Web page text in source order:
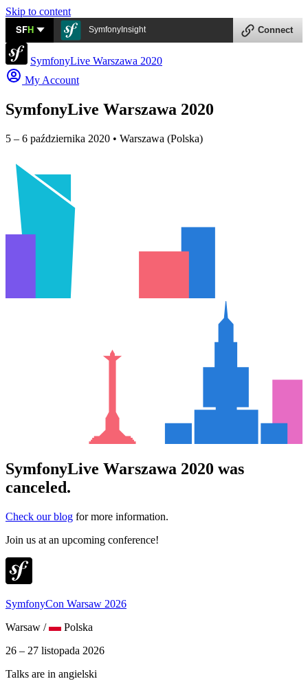
Skip to content
SFH SymfonyInsight Connect
SymfonyLive Warszawa 2020
My Account
SymfonyLive Warszawa 2020
5 – 6 października 2020 • Warszawa (Polska)
SymfonyLive Warszawa 2020 was
canceled.
Check our blog for more information.
Join us at an upcoming conference!
SymfonyCon Warsaw 2026
Warsaw /
Polska
26 – 27 listopada 2026
Talks are in angielski